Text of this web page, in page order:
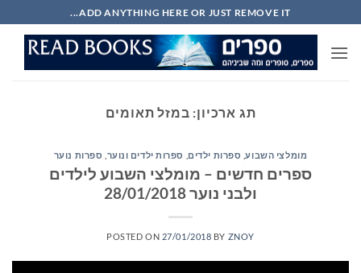
to
content
ADD ANYTHING HERE OR JUST REMOVE IT...
תג ארכיון: במזל תאומים
מומלצי השבוע, ספרות ילדים ספרות ילדים ונוער ספרות נוער
ספרים חדשים – מומלצי השבוע לילדים
ולבני נוער 28/01/2018
POSTED ON 27/01/2018 BY ZNOY